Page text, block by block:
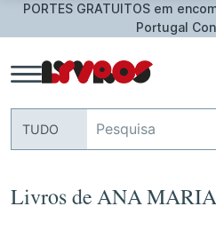
PORTES GRATUITOS em
Portugal
TUDO
Livros de ANA